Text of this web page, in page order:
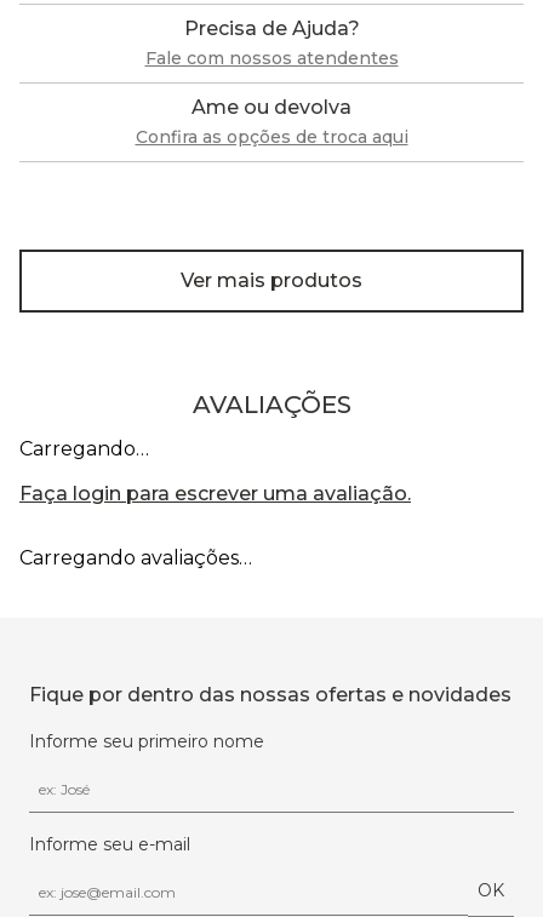
Precisa de Ajuda?
Fale com nossos atendentes
Ame ou devolva
Confira as opções de troca aqui
Ver mais produtos
AVALIAÇÕES
Carregando…
Faça login para escrever uma avaliação.
Carregando avaliações…
Fique por dentro das nossas ofertas e novidades
Informe seu primeiro nome
Informe seu e-mail
OK